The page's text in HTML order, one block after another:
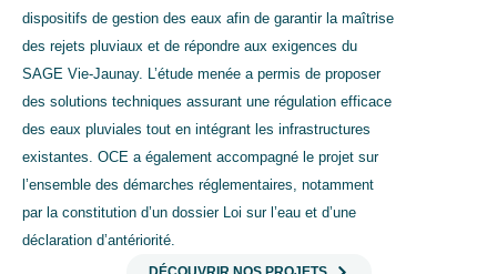
dispositifs de gestion des eaux afin de garantir la maîtrise
des rejets pluviaux et de répondre aux exigences du
SAGE Vie-Jaunay. L’étude menée a permis de proposer
des solutions techniques assurant une régulation efficace
des eaux pluviales tout en intégrant les infrastructures
existantes. OCE a également accompagné le projet sur
l’ensemble des démarches réglementaires, notamment
par la constitution d’un dossier Loi sur l’eau et d’une
déclaration d’antériorité.